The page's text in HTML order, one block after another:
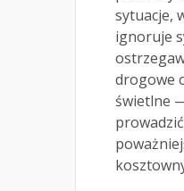
sytuacje,
ignoruje
drogowe
świetlne